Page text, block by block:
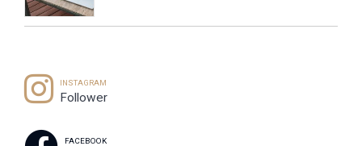
INSTAGRAM
Follower
FACEBOOK